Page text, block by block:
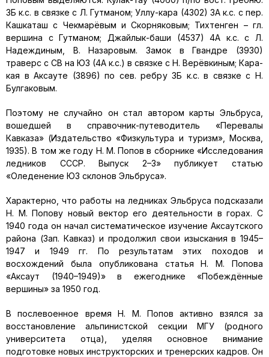
3Б к.с. в связке с Л. Гутманом; Уллу-кара (4302) 3А к.с. с пер.
Кашкаташ с Чекмарёвым и Скорняковым; Тихтенген – гл.
вершина с Гутманом; Джайлык-баши (4537) 4А к.с. с Л.
Надеждиным, В. Назаровым. Замок в Гвандре (3930)
траверс с СВ на ЮЗ (4А к.с.) в связке с Н. Верёвкиным; Кара-
кая в Аксауте (3896) по сев. ребру 3Б к.с. в связке с Н.
Булгаковым.
Поэтому не случайно он стал автором карты Эльбруса,
вошедшей в справочник-путеводитель «Перевалы
Кавказа» (Издательство «Физкультура и туризм», Москва,
1935). В том же году Н. М. Попов в сборнике «Исследования
ледников СССР. Выпуск 2–3» публикует статью
«Оледенение ЮЗ склонов Эльбруса».
Характерно, что работы на ледниках Эльбруса подсказали
Н. М. Попову новый вектор его деятельности в горах. С
1940 года он начал систематическое изучение Аксаутского
района (Зап. Кавказ) и продолжил свои изыскания в 1945–
1947 и 1949 гг. По результатам этих походов и
восхождений была опубликована статья Н. М. Попова
«Аксаут (1940–1949)» в ежегоднике «Побеждённые
вершины» за 1950 год.
В послевоенное время Н. М. Попов активно взялся за
восстановление альпинистской секции МГУ (родного
университета отца), уделяя основное внимание
подготовке новых инструкторских и тренерских кадров. Он